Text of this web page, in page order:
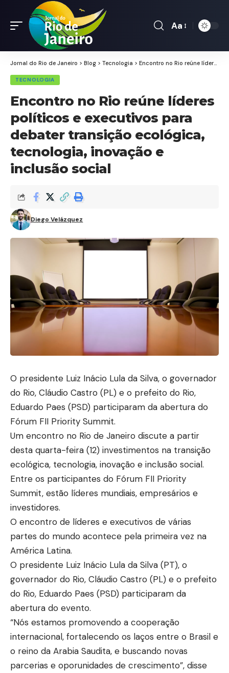
Font
Aa
Jornal do Rio de Janeiro > Blog > Tecnologia > Encontro no Rio reúne líderes políticos e executivos para debater transição ecológica, tecnologia, inovação e inclusão social
TECNOLOGIA
Encontro no Rio reúne líderes
políticos e executivos para
debater transição ecológica,
tecnologia, inovação e
inclusão social
Diego Velázquez
O presidente Luiz Inácio Lula da Silva, o governador
do Rio, Cláudio Castro (PL) e o prefeito do Rio,
Eduardo Paes (PSD) participaram da abertura do
Fórum FII Priority Summit.
Um encontro no Rio de Janeiro discute a partir
desta quarta-feira (12) investimentos na transição
ecológica, tecnologia, inovação e inclusão social.
Entre os participantes do Fórum FII Priority
Summit, estão líderes mundiais, empresários e
investidores.
O encontro de líderes e executivos de várias
partes do mundo acontece pela primeira vez na
América Latina.
O presidente Luiz Inácio Lula da Silva (PT), o
governador do Rio, Cláudio Castro (PL) e o prefeito
do Rio, Eduardo Paes (PSD) participaram da
abertura do evento.
“Nós estamos promovendo a cooperação
internacional, fortalecendo os laços entre o Brasil e
o reino da Arabia Saudita, e buscando novas
parcerias e oporunidades de crescimento”, disse